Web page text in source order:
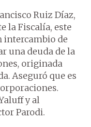
Ruiz Díaz,
la Fiscalía, este
intercambio de
una deuda de la
originada
Aseguró que es
y al
Parodi.